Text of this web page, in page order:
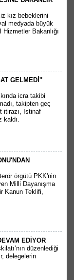
kız bebeklerini
medyada büyük
Bakanlığı
GELMEDİ''
icra takibi
takipten geç
itirazı, İstinaf
kaldı.
örgütü PKK'nin
Milli Dayanışma
Kanun Teklifi,
EDİYOR
düzenlediği
delegelerin